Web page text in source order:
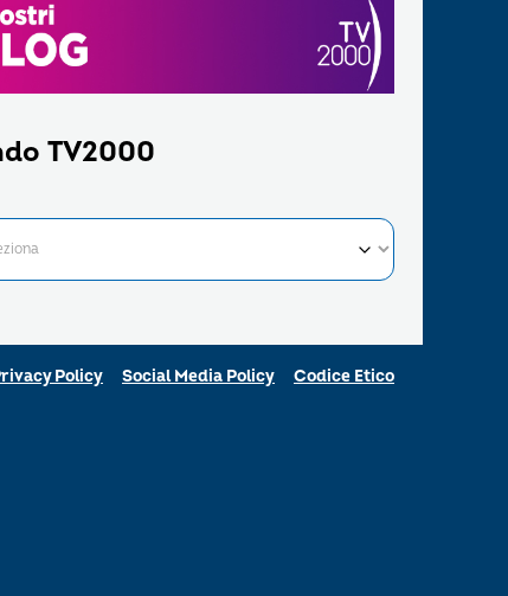
TV2000
Policy Social Media Policy Codice Etico